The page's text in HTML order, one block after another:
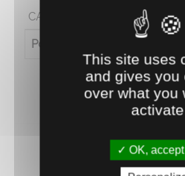
CARACTÉRISTIQUES
Poids (en kg)
This site uses
and gives you
over what you
activate
OK, accept